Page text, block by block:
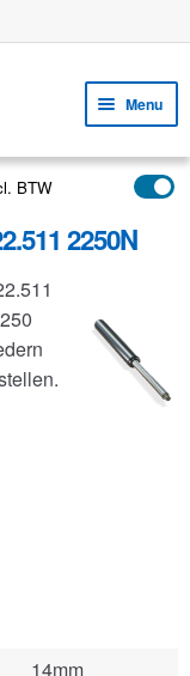
Menu
BTW
2250N
14mm